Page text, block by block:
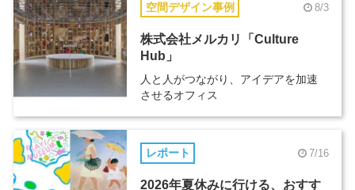
空間デザイン事例 8/3
株式会社メルカリ「Culture
Hub」
人と人がつながり、アイデアを加速
させるオフィス
レポート 7/16
2026年夏休みに行ける、おすす